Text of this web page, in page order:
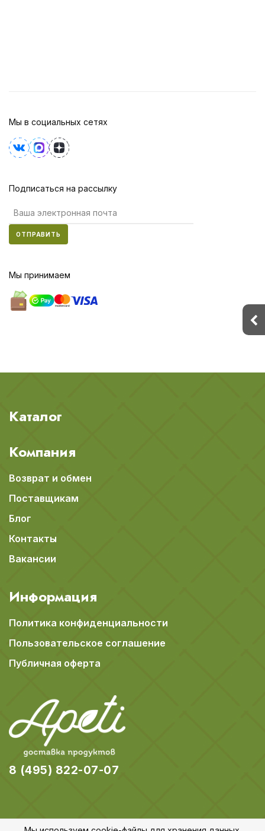
Мы в социальных сетях
Подписаться на рассылку
ОТПРАВИТЬ
Мы принимаем
Каталог
Компания
Возврат и обмен
Поставщикам
Блог
Контакты
Вакансии
Информация
Политика конфиденциальности
Пользовательское соглашение
Публичная оферта
8 (495) 822-07-07